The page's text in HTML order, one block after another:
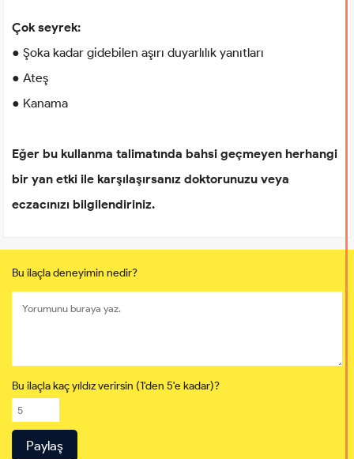
Çok seyrek:
● Şoka kadar gidebilen aşırı duyarlılık yanıtları
● Ateş
● Kanama
Eğer bu kullanma talimatında bahsi geçmeyen herhangi
bir yan etki ile karşılaşırsanız doktorunuzu veya
eczacınızı bilgilendiriniz.
Bu ilaçla deneyimin nedir?
Bu ilaçla kaç yıldız verirsin (1'den 5'e kadar)?